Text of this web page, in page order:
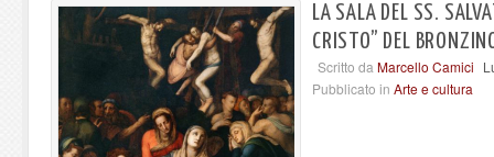
LA SALA DEL SS.
CRISTO” DEL
Scritto da Marcello Camici
Pubblicato in Arte e cultura